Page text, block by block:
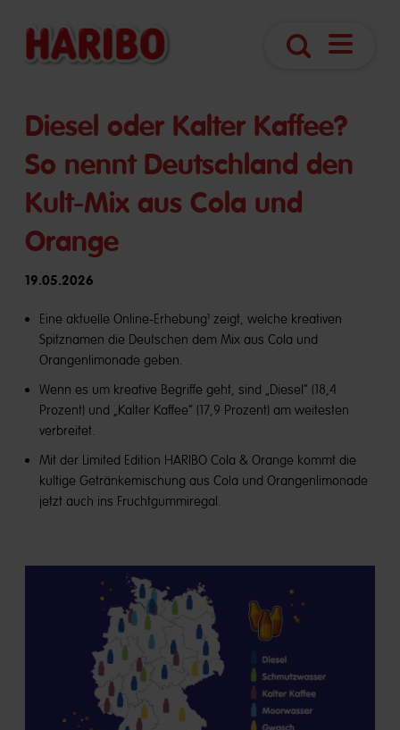
Diesel oder Kalter Kaffee?
So nennt Deutschland den
Kult-Mix aus Cola und
Orange
19.05.2026
Eine aktuelle Online-Erhebung¹ zeigt, welche kreativen
Spitznamen die Deutschen dem Mix aus Cola und
Orangenlimonade geben.
Wenn es um kreative Begriffe geht, sind „Diesel“ (18,4
Prozent) und „Kalter Kaffee“ (17,9 Prozent) am weitesten
verbreitet.
Mit der Limited Edition HARIBO Cola & Orange kommt die
kultige Getränkemischung aus Cola und Orangenlimonade
jetzt auch ins Fruchtgummiregal.